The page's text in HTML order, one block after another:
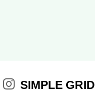
SIMPLE GRID